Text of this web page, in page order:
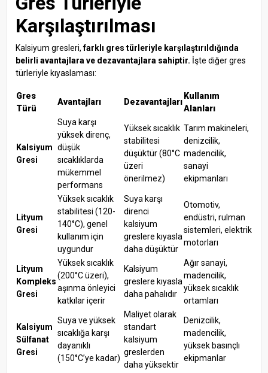
Karşılaştırılması
Kalsiyum gresleri,farklı gres türleriyle karşılaştırıldığında
belirli avantajlara ve dezavantajlara sahiptir. İşte diğer gres
türleriyle kıyaslaması:
Gres
Türü
Avantajları Dezavantajları
Kullanım
Alanları
Kalsiyum
Gresi
Suya karşı
yüksek direnç,
düşük
sıcaklıklarda
mükemmel
performans
Yüksek sıcaklık
stabilitesi
düşüktür (80°C
üzeri
önerilmez)
Tarım makineleri,
denizcilik,
madencilik,
sanayi
ekipmanları
Lityum
Gresi
Yüksek sıcaklık
stabilitesi (120-
140°C), genel
kullanım için
uygundur
Suya karşı
direnci
kalsiyum
greslere kıyasla
daha düşüktür
Otomotiv,
endüstri, rulman
sistemleri, elektrik
motorları
Lityum
Kompleks
Gresi
Yüksek sıcaklık
(200°C üzeri),
aşınma önleyici
katkılar içerir
Kalsiyum
greslere kıyasla
daha pahalıdır
Ağır sanayi,
madencilik,
yüksek sıcaklık
ortamları
Kalsiyum
Sülfanat
Gresi
Suya ve yüksek
sıcaklığa karşı
dayanıklı
(150°C’ye kadar)
Maliyet olarak
standart
kalsiyum
greslerden
daha yüksektir
Denizcilik,
madencilik,
yüksek basınçlı
ekipmanlar